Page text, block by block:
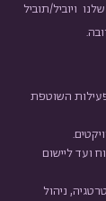
ויוביל/תוביל
השוטפת
ועד ליישום
ניהול